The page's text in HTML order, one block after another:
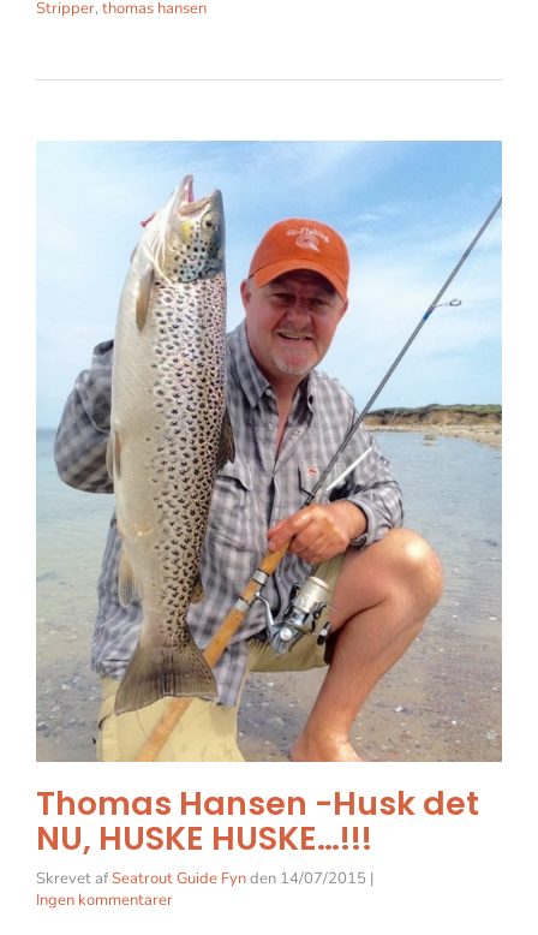
Stripper, thomas hansen
Thomas Hansen -Husk det
NU, HUSKE HUSKE…!!!
Skrevet afSeatrout Guide Fynden 14/07/2015 |
Ingen kommentarer